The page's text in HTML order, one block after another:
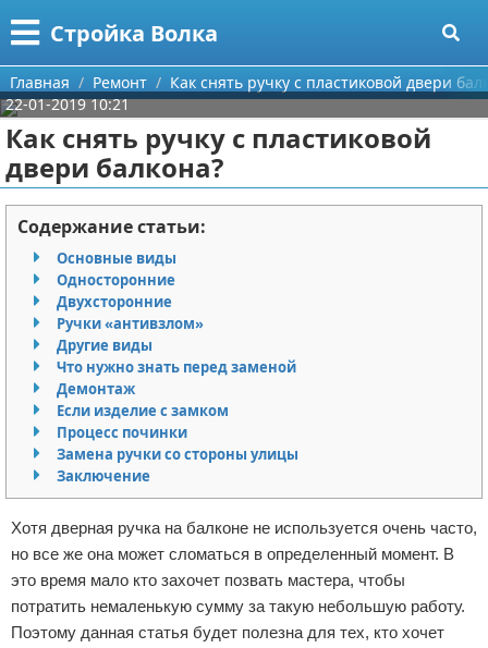
Стройка Волка
Меню
Главная
Категории
Строительство
Мебель
Интерьер и дизайн
Дизайн дачи
Дизайн квартиры
Кухня
Посуда
Ремонт
Ремонт дачи
Ремонт квартиры
Инструменты
Ванная
Коммунальные услуги
Сантехника
Поиск
О проекте
Контакты
Сотрудничество
Размещение рекламы
Для правообладателей
Условия предоставления информации
Отказ от ответственности
Главная Ремонт
Как снять ручку с пластиковой двери
22-01-2019 10:21
Как снять ручку с пластиковой
двери балкона?
Содержание статьи:
Основные виды
Односторонние
Двухсторонние
Ручки «антивзлом»
Другие виды
Что нужно знать перед заменой
Демонтаж
Если изделие с замком
Процесс починки
Замена ручки со стороны улицы
Заключение
Хотя дверная ручка на балконе не используется очень часто,
но все же она может сломаться в определенный момент. В
это время мало кто захочет позвать мастера, чтобы
потратить немаленькую сумму за такую небольшую работу.
Поэтому данная статья будет полезна для тех, кто хочет